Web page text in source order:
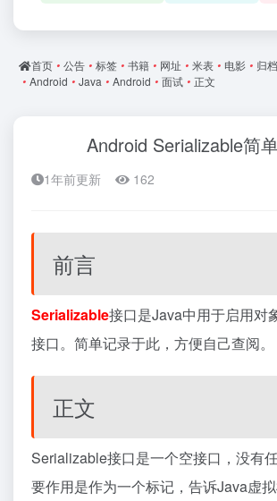
首页 • 公告 • 标签 • 书籍 • 网址 • 米表 • 电影 • 归档
• Android • Java • Android • 面试 • 正文
Android Serializable简
1年前更新 162
前言
Serializable接口‌是Java中用于启用对
接口。简单记录于此，方便自己查阅。
正文
‌Serializable接口是一个空接口，没有
要作用是作为一个标记，告诉Java虚